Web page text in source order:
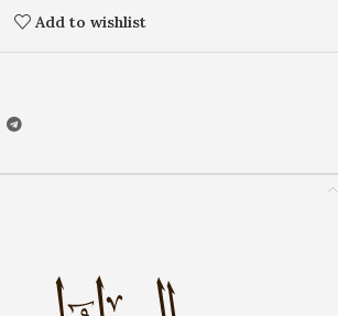
Add to wishlist